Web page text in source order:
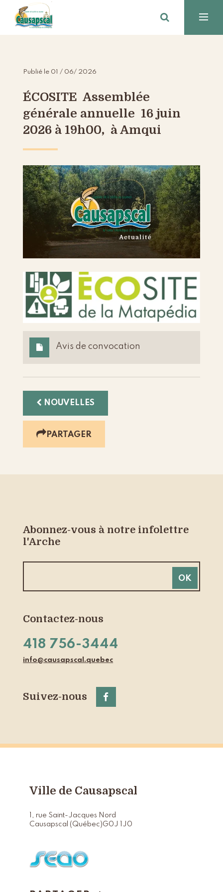
Publié le 01 / 06/ 2026
ÉCOSITE Assemblée
générale annuelle 16 juin
2026 à 19h00, à Amqui
Avis de convocation
NOUVELLES
PARTAGER
Abonnez-vous à notre infolettre
l'Arche
Contactez-nous
418 756-3444
info@causapscal.quebec
Suivez-nous
Ville de Causapscal
1, rue Saint-Jacques Nord
Causapscal (Québec)G0J 1J0